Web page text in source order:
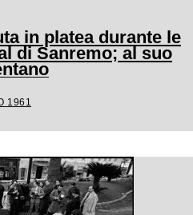
in platea durante le
di Sanremo; al suo
1961